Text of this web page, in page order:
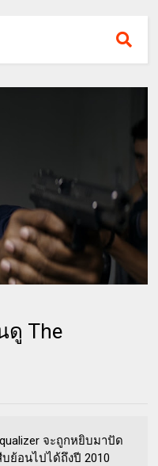
ดู The
จะถูกหยิบมาปัด
ย้อนไปได้ถึงปี 2010